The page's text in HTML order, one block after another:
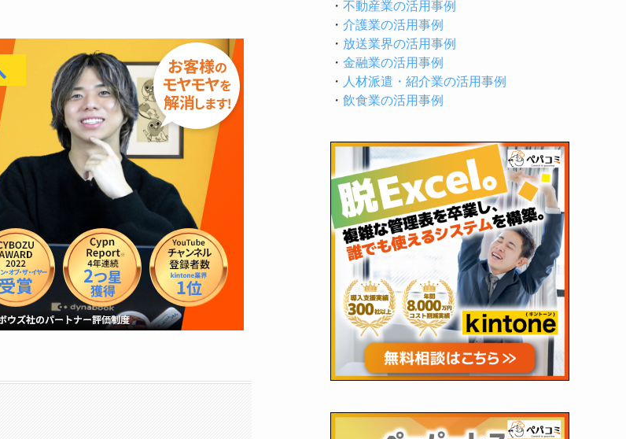
・ 不動産業の活用事例
・ 介護業の活用事例
・ 放送業界の活用事例
・ 金融業の活用事例
・ 人材派遣・紹介業の活用事例
・ 飲食業の活用事例